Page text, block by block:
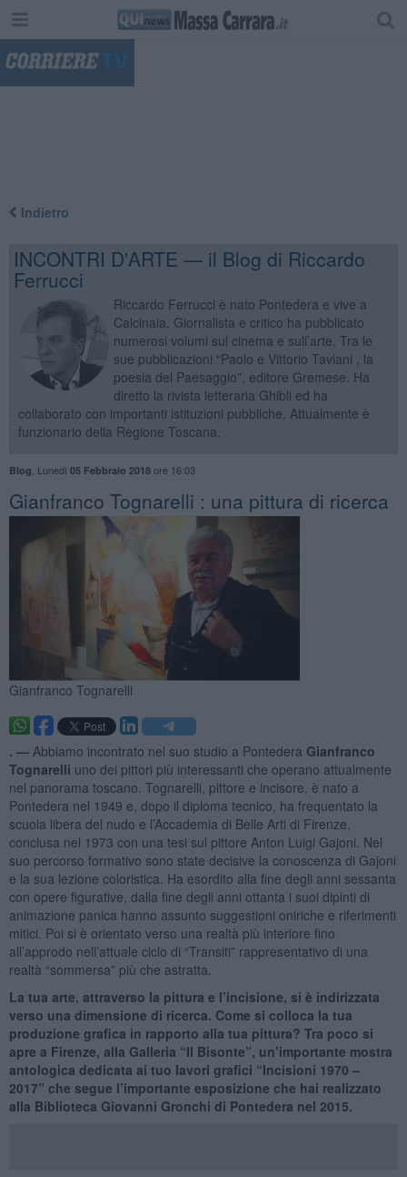
Indietro
INCONTRI D'ARTE — il Blog di Riccardo
Ferrucci
Riccardo Ferrucci è nato Pontedera e vive a
Calcinaia. Giornalista e critico ha pubblicato
numerosi volumi sul cinema e sull’arte. Tra le
sue pubblicazioni “Paolo e Vittorio Taviani , la
poesia del Paesaggio”, editore Gremese. Ha
diretto la rivista letteraria Ghibli ed ha
collaborato con importanti istituzioni pubbliche. Attualmente è
funzionario della Regione Toscana.
Blog Lunedì 05 Febbraio 2018ore 16:03
Gianfranco Tognarelli : una pittura di ricerca
Gianfranco Tognarelli
. — Abbiamo incontrato nel suo studio a Pontedera Gianfranco
Tognarelli uno dei pittori più interessanti che operano attualmente
nel panorama toscano. Tognarelli, pittore e incisore, è nato a
Pontedera nel 1949 e, dopo il diploma tecnico, ha frequentato la
scuola libera del nudo e l’Accademia di Belle Arti di Firenze,
conclusa nel 1973 con una tesi sul pittore Anton Luigi Gajoni. Nel
suo percorso formativo sono state decisive la conoscenza di Gajoni
e la sua lezione coloristica. Ha esordito alla fine degli anni sessanta
con opere figurative, dalla fine degli anni ottanta i suoi dipinti di
animazione panica hanno assunto suggestioni oniriche e riferimenti
mitici. Poi si è orientato verso una realtà più interiore fino
all’approdo nell’attuale ciclo di “Transiti” rappresentativo di una
realtà “sommersa” più che astratta.
La tua arte, attraverso la pittura e l’incisione, si è indirizzata
verso una dimensione di ricerca. Come si colloca la tua
produzione grafica in rapporto alla tua pittura? Tra poco si
apre a Firenze, alla Galleria “Il Bisonte”, un’importante mostra
antologica dedicata ai tuo lavori grafici “Incisioni 1970 –
2017” che segue l’importante esposizione che hai realizzato
alla Biblioteca Giovanni Gronchi di Pontedera nel 2015.